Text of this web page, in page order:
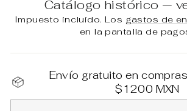
Catálogo histórico —
Impuesto incluido. Los gastos de
en la pantalla de
Envío gratuito en
$1200 MXN